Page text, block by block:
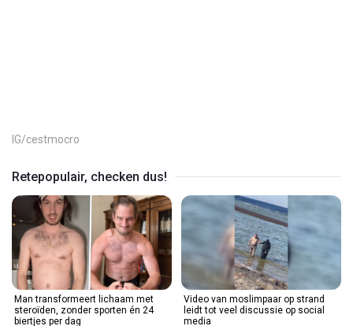
IG/cestmocro
Retepopulair, checken dus!
Man transformeert lichaam met
steroïden, zonder sporten én 24
biertjes per dag
Video van moslimpaar op strand
leidt tot veel discussie op social
media